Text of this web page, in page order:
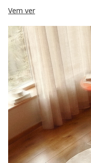
Vem ver